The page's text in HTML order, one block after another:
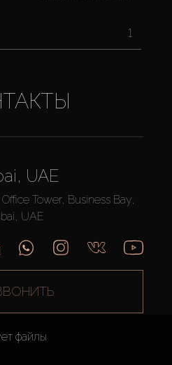
1
UAE
Tower, Business Bay,
UAE
файлы